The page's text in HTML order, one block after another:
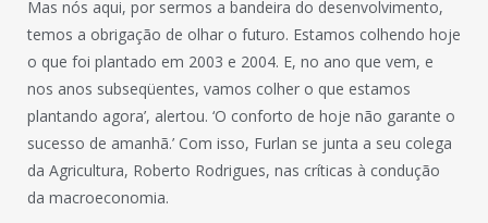
Mas nós aqui, por sermos a bandeira do desenvolvimento,
temos a obrigação de olhar o futuro. Estamos colhendo hoje
o que foi plantado em 2003 e 2004. E, no ano que vem, e
nos anos subseqüentes, vamos colher o que estamos
plantando agora’, alertou. ‘O conforto de hoje não garante o
sucesso de amanhã.’ Com isso, Furlan se junta a seu colega
da Agricultura, Roberto Rodrigues, nas críticas à condução
da macroeconomia.